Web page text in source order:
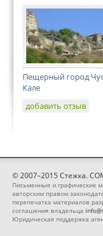
Пещерный город
Кале
добавить отзыв
© 2007–2015 Стежка.
Письменные и графические
авторским правом
перепечатка материалов
соглашения владельца
Юридическая поддержка